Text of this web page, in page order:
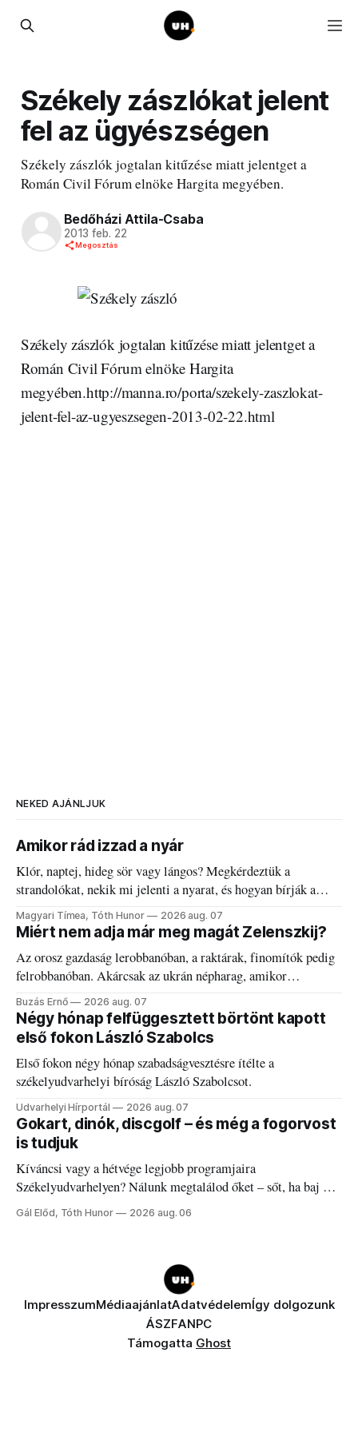
Székely zászlókat jelent
fel az ügyészségen
Székely zászlók jogtalan kitűzése miatt jelentget a
Román Civil Fórum elnöke Hargita megyében.
Bedőházi Attila-Csaba
2013 feb. 22
Megosztás
Székely zászlók jogtalan kitűzése miatt jelentget a
Román Civil Fórum elnöke Hargita
megyében.http://manna.ro/porta/szekely-zaszlokat-
jelent-fel-az-ugyeszsegen-2013-02-22.html
NEKED AJÁNLJUK
Amikor rád izzad a nyár
Klór, naptej, hideg sör vagy lángos? Megkérdeztük a
strandolókat, nekik mi jelenti a nyarat, és hogyan bírják a
kánikulát.
Magyari Tímea, Tóth Hunor 2026 aug. 07
Miért nem adja már meg magát Zelenszkij?
Az orosz gazdaság lerobbanóban, a raktárak, finomítók pedig
felrobbanóban. Akárcsak az ukrán népharag, amikor
elégedetlen vezetőivel.
Buzás Ernő 2026 aug. 07
Négy hónap felfüggesztett börtönt kapott
első fokon László Szabolcs
Első fokon négy hónap szabadságvesztésre ítélte a
székelyudvarhelyi bíróság László Szabolcsot.
Udvarhelyi Hírportál 2026 aug. 07
Gokart, dinók, discgolf – és még a fogorvost
is tudjuk
Kíváncsi vagy a hétvége legjobb programjaira
Székelyudvarhelyen? Nálunk megtalálod őket – sőt, ha baj van
a fogaddal, a fogorvosi ügyeletet is!
Gál Előd, Tóth Hunor 2026 aug. 06
ImpresszumMédiaajánlatAdatvédelemÍgy dolgozunk
ÁSZFANPC
Támogatta Ghost